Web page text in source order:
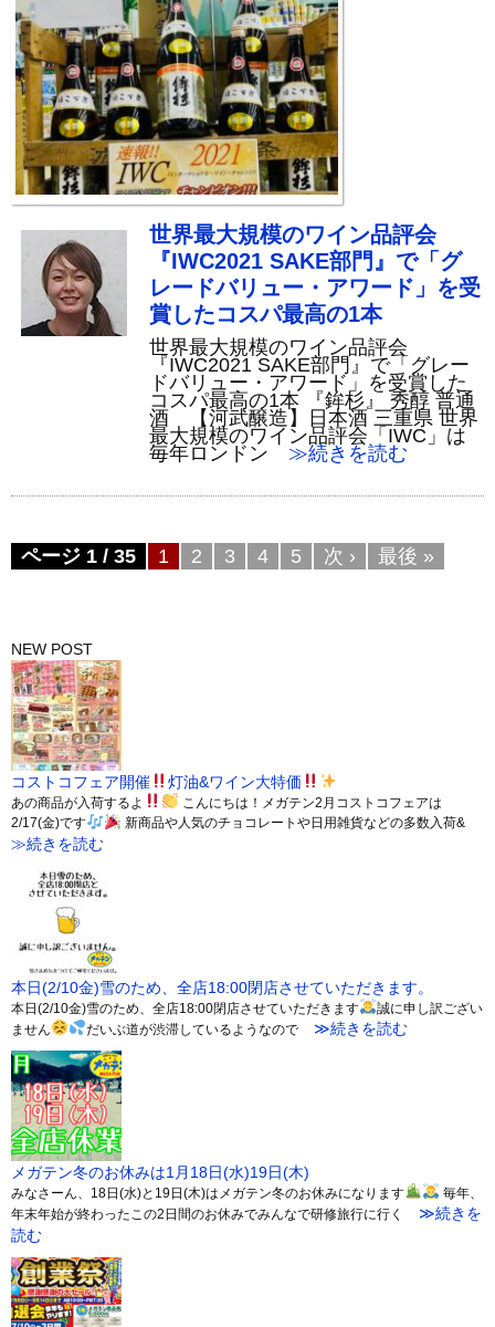
世界最大規模のワイン品評会
『IWC2021 SAKE部門』で「グ
レードバリュー・アワード」を受
賞したコスパ最高の1本
世界最大規模のワイン品評会
『IWC2021 SAKE部門』で「グレー
ドバリュー・アワード」を受賞した
コスパ最高の1本 『鉾杉』 秀醇 普通
酒 【河武醸造】日本酒 三重県 世界
最大規模のワイン品評会「IWC」は
毎年ロンドン ≫続きを読む
ページ 1 / 35 1 2 3 4 5 次 › 最後 »
NEW POST
コストコフェア開催 灯油&ワイン大特価
あの商品が入荷するよ
こんにちは！メガテン2月コストコフェアは
2/17(金)です
新商品や人気のチョコレートや日用雑貨などの多数入荷&
≫続きを読む
本日(2/10金)雪のため、全店18:00閉店させていただきます。
本日(2/10金)雪のため、全店18:00閉店させていただきます
誠に申し訳ござい
ません
だいぶ道が渋滞しているようなので≫続きを読む
メガテン冬のお休みは1月18日(水)19日(木)
みなさーん、18日(水)と19日(木)はメガテン冬のお休みになります
毎年、
年末年始が終わったこの2日間のお休みでみんなで研修旅行に行く
≫続きを
読む